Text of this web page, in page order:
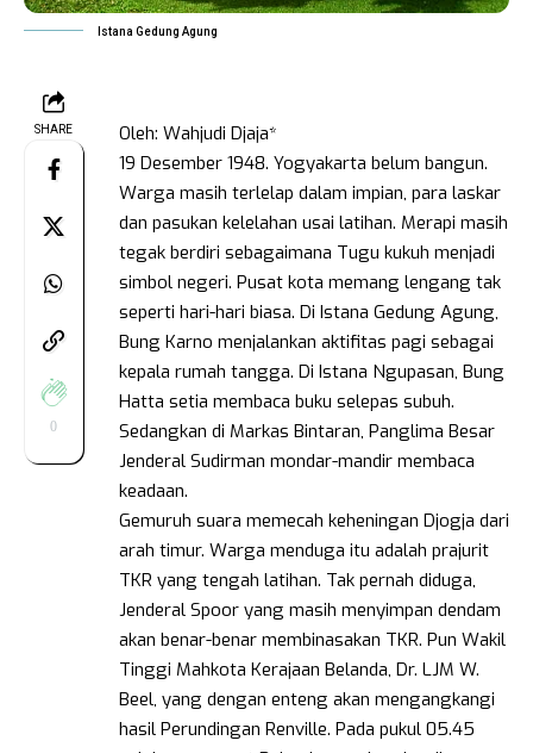
Istana Gedung Agung
SHARE
0
Oleh: Wahjudi Djaja*
19 Desember 1948. Yogyakarta belum bangun.
Warga masih terlelap dalam impian, para laskar
dan pasukan kelelahan usai latihan. Merapi masih
tegak berdiri sebagaimana Tugu kukuh menjadi
simbol negeri. Pusat kota memang lengang tak
seperti hari-hari biasa. Di Istana Gedung Agung,
Bung Karno menjalankan aktifitas pagi sebagai
kepala rumah tangga. Di Istana Ngupasan, Bung
Hatta setia membaca buku selepas subuh.
Sedangkan di Markas Bintaran, Panglima Besar
Jenderal Sudirman mondar-mandir membaca
keadaan.
Gemuruh suara memecah keheningan Djogja dari
arah timur. Warga menduga itu adalah prajurit
TKR yang tengah latihan. Tak pernah diduga,
Jenderal Spoor yang masih menyimpan dendam
akan benar-benar membinasakan TKR. Pun Wakil
Tinggi Mahkota Kerajaan Belanda, Dr. LJM W.
Beel, yang dengan enteng akan mengangkangi
hasil Perundingan Renville. Pada pukul 05.45